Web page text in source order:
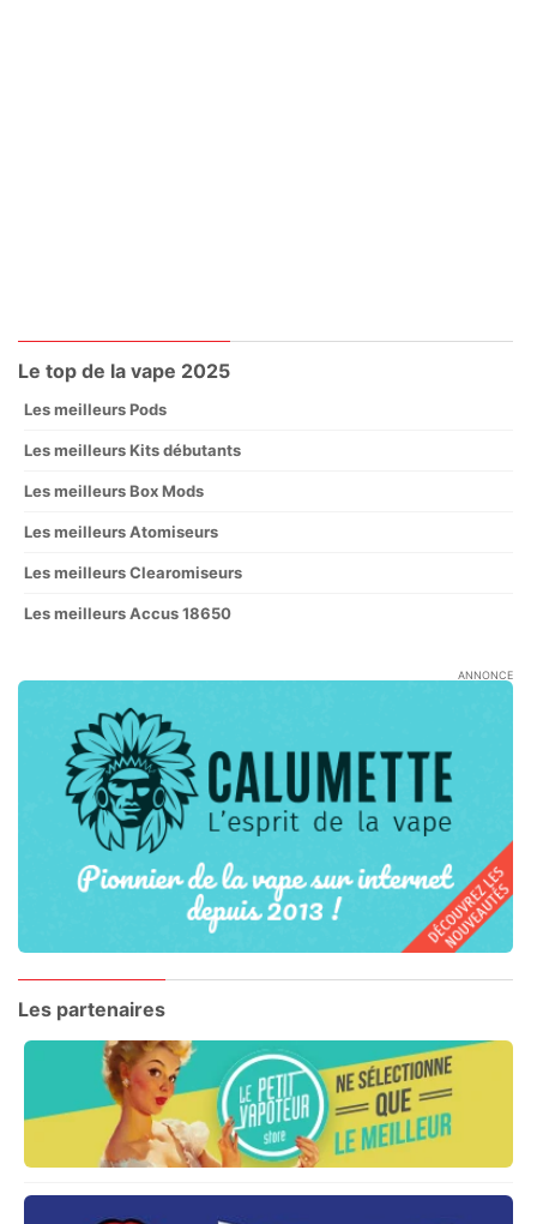
Le top de la vape 2025
Les meilleurs Pods
Les meilleurs Kits débutants
Les meilleurs Box Mods
Les meilleurs Atomiseurs
Les meilleurs Clearomiseurs
Les meilleurs Accus 18650
ANNONCE
Les partenaires